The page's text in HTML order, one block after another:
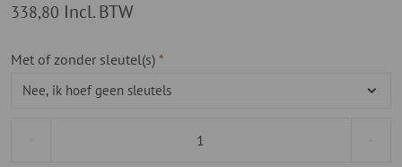
338,80 Incl. BTW
Met of zonder sleutel(s)